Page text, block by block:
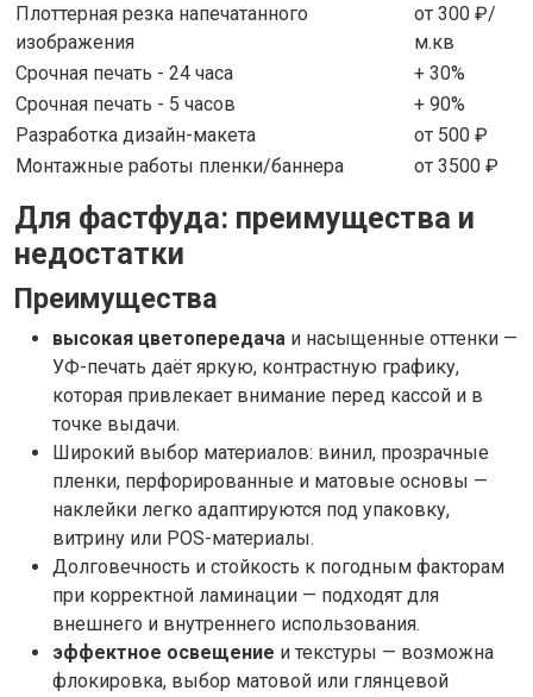
Плоттерная резка напечатанного
изображения
от 300 ₽/
м.кв
Срочная печать - 24 часа
+ 30%
Срочная печать - 5 часов
+ 90%
Разработка дизайн-макета
от 500 ₽
Монтажные работы пленки/баннера
от 3500 ₽
Для фастфуда: преимущества и
недостатки
Преимущества
высокая цветопередача и насыщенные оттенки —
УФ-печать даёт яркую, контрастную графику,
которая привлекает внимание перед кассой и в
точке выдачи.
Широкий выбор материалов: винил, прозрачные
пленки, перфорированные и матовые основы —
наклейки легко адаптируются под упаковку,
витрину или POS-материалы.
Долговечность и стойкость к погодным факторам
при корректной ламинации — подходят для
внешнего и внутреннего использования.
эффектное освещение и текстуры — возможна
флокировка, выбор матовой или глянцевой